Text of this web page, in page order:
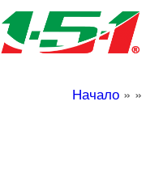
Начало » »